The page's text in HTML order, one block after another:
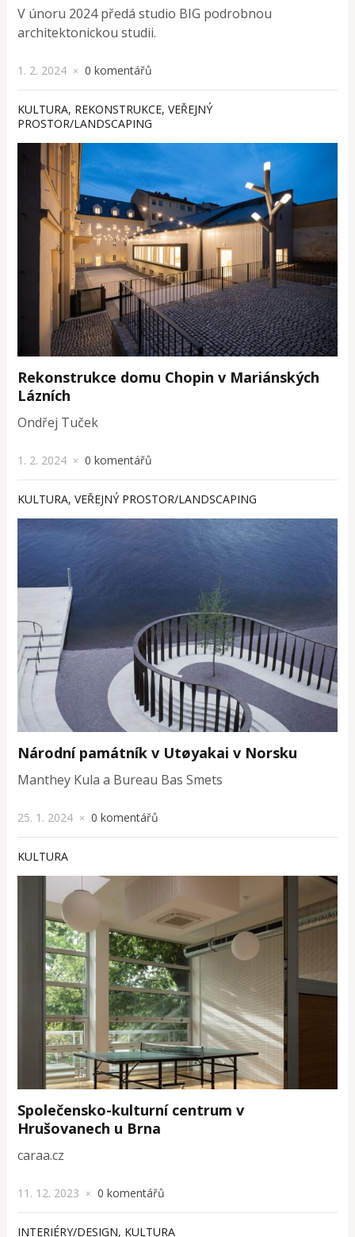
V únoru 2024 předá studio BIG podrobnou
architektonickou studii.
1. 2. 2024 × 0 komentářů
KULTURA, REKONSTRUKCE,VEŘEJNÝ
PROSTOR/LANDSCAPING
Rekonstrukce domu Chopin v Mariánských
Lázních
Ondřej Tuček
1. 2. 2024 × 0 komentářů
KULTURA,VEŘEJNÝ PROSTOR/LANDSCAPING
Národní památník v Utøyakai v Norsku
Manthey Kula a Bureau Bas Smets
25. 1. 2024 × 0 komentářů
KULTURA
Společensko-kulturní centrum v
Hrušovanech u Brna
caraa.cz
11. 12. 2023 × 0 komentářů
INTERIÉRY/DESIGN, KULTURA